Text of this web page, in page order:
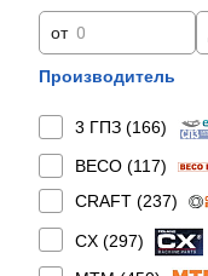
от
Производитель
3 ГПЗ (166)
BECO (117)
CRAFT (237)
CX (297)